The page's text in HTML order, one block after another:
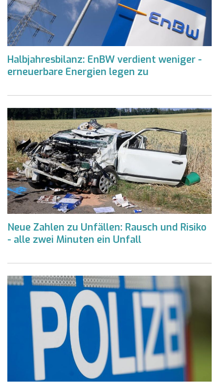
Halbjahresbilanz: EnBW verdient weniger -
erneuerbare Energien legen zu
Neue Zahlen zu Unfällen: Rausch und Risiko
- alle zwei Minuten ein Unfall